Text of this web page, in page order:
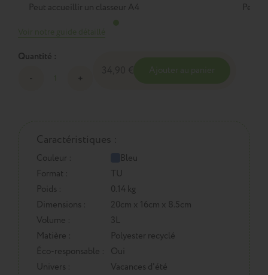
Peut accueillir un classeur A4
Peut
Quantité :
Caractéristiques :
Couleur :
Bleu
Format :
TU
Poids :
0.14 kg
Dimensions :
20cm x 16cm x 8.5cm
Volume :
3L
Matière :
Polyester recyclé
Éco-responsable :
Oui
Univers :
Vacances d'été